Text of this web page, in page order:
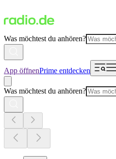
Was möchtest du anhören?
App öffnenPrime entdecken
Was möchtest du anhören?